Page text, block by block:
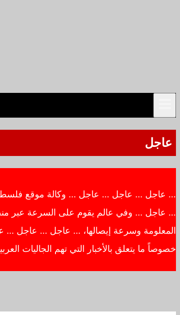
عاجل
… عاجل … عاجل … عاجل … وكالة موقع
… عاجل … وفي عالم يقوم على السرعة عبر
المعلومة وسرعة إيصالها، … عاجل … عاجل …
خصوصاً ما يتعلق بالأخبار التي تهم الجاليات